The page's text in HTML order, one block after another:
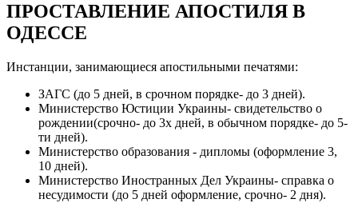
ПРОСТАВЛЕНИЕ АПОСТИЛЯ В
ОДЕССЕ
Инстанции, занимающиеся апостильными печатями:
ЗАГС (до 5 дней, в срочном порядке- до 3 дней).
Министерство Юстиции Украины- свидетельство о
рождении(срочно- до 3х дней, в обычном порядке- до 5-
ти дней).
Министерство образования - дипломы (оформление 3,
10 дней).
Министерство Иностранных Дел Украины- справка о
несудимости (до 5 дней оформление, срочно- 2 дня).